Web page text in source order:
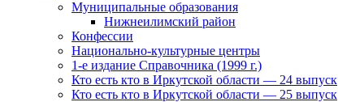
Муниципальные образования
Нижнеилимский район
Конфессии
Национально-культурные центры
1-е издание Справочника (1999 г.)
Кто есть кто в Иркутской области — 24 выпуск
Кто есть кто в Иркутской области — 25 выпуск